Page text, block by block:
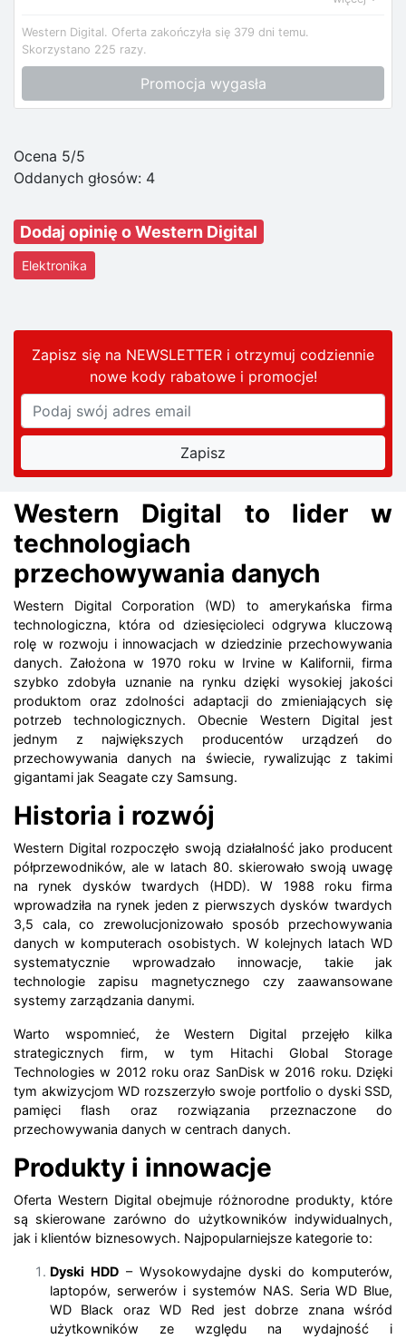
Western Digital. Oferta zakończyła się 379 dni temu.
Skorzystano 225 razy.
Promocja wygasła
Ocena 5/5
Oddanych głosów: 4
Dodaj opinię o Western Digital
Elektronika
Zapisz się na NEWSLETTER i otrzymuj codziennie
nowe kody rabatowei promocje!
Western Digital to lider w
technologiach
przechowywania danych
Western Digital Corporation (WD) to amerykańska firma
technologiczna, która od dziesięcioleci odgrywa kluczową
rolę w rozwoju i innowacjach w dziedzinie przechowywania
danych. Założona w 1970 roku w Irvine w Kalifornii, firma
szybko zdobyła uznanie na rynku dzięki wysokiej jakości
produktom oraz zdolności adaptacji do zmieniających się
potrzeb technologicznych. Obecnie Western Digital jest
jednym z największych producentów urządzeń do
przechowywania danych na świecie, rywalizując z takimi
gigantami jak Seagate czy Samsung.
Historia i rozwój
Western Digital rozpoczęło swoją działalność jako producent
półprzewodników, ale w latach 80. skierowało swoją uwagę
na rynek dysków twardych (HDD). W 1988 roku firma
wprowadziła na rynek jeden z pierwszych dysków twardych
3,5 cala, co zrewolucjonizowało sposób przechowywania
danych w komputerach osobistych. W kolejnych latach WD
systematycznie wprowadzało innowacje, takie jak
technologie zapisu magnetycznego czy zaawansowane
systemy zarządzania danymi.
Warto wspomnieć, że Western Digital przejęło kilka
strategicznych firm, w tym Hitachi Global Storage
Technologies w 2012 roku oraz SanDisk w 2016 roku. Dzięki
tym akwizycjom WD rozszerzyło swoje portfolio o dyski SSD,
pamięci flash oraz rozwiązania przeznaczone do
przechowywania danych w centrach danych.
Produkty i innowacje
Oferta Western Digital obejmuje różnorodne produkty, które
są skierowane zarówno do użytkowników indywidualnych,
jak i klientów biznesowych. Najpopularniejsze kategorie to:
Dyski HDD – Wysokowydajne dyski do komputerów,
laptopów, serwerów i systemów NAS. Seria WD Blue,
WD Black oraz WD Red jest dobrze znana wśród
użytkowników ze względu na wydajność i